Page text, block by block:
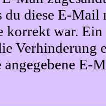
diese E-Mail
korrekt war.
Verhinderung
angegebene